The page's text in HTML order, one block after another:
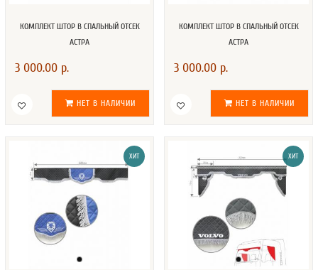
КОМПЛЕКТ ШТОР В СПАЛЬНЫЙ ОТСЕК
АСТРА
3 000.00 р.
НЕТ В НАЛИЧИИ
КОМПЛЕКТ ШТОР В СПАЛЬНЫЙ ОТСЕК
АСТРА
3 000.00 р.
НЕТ В НАЛИЧИИ
ХИТ ХИТ